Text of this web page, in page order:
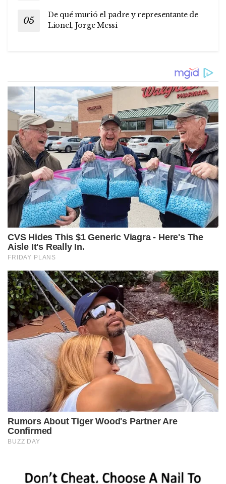
De qué murió el padre y representante de
Lionel, Jorge Messi